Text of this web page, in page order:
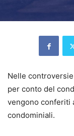
Nelle
per conto del
vengono conferiti
condominiali.